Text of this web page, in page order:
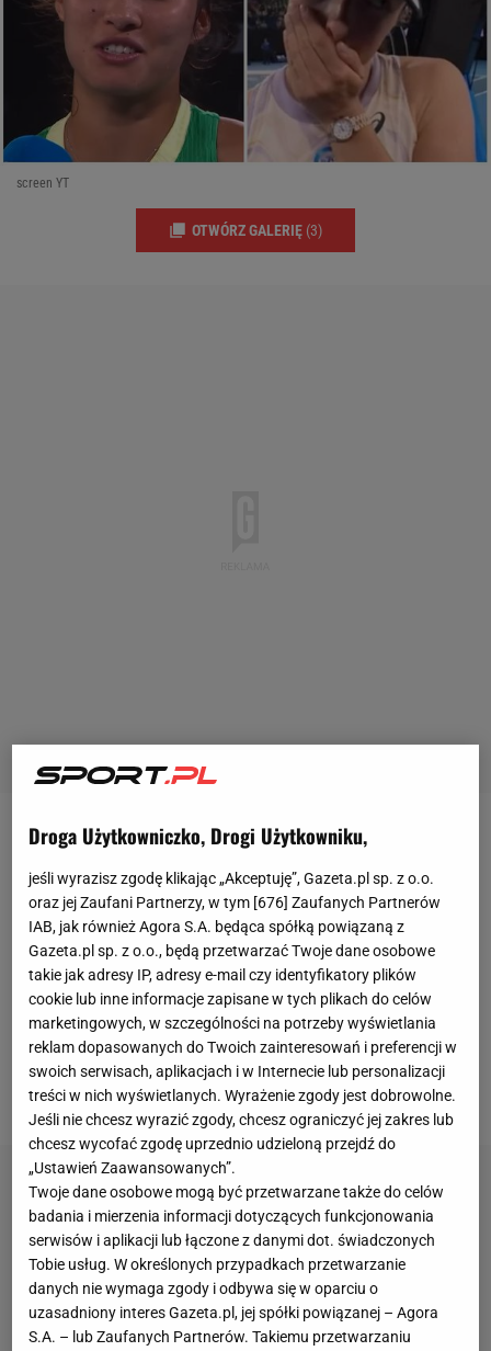
screen YT
OTWÓRZ GALERIĘ (3)
Qinwen Zheng (8. WTA) to jedna z wielkich rywalek
liderki światowego rankingu - Igi Świątek. Chinka w
tym sezonie osiągnęła największy sukces w turnieju
wielkoszlemowym, bo awansowała do finału
Australian Open, w którym przegrała z Aryną
Sabalenką (3. WTA) 3:6, 2:6. Po tym sukcesie Zheng
mocno spuściła z tonu - w żadnym z dziewięciu
turniejów, w których startowała, nie awansowała do
półfinału!
Droga Użytkowniczko, Drogi Użytkowniku,
jeśli wyrazisz zgodę klikając „Akceptuję”, Gazeta.pl sp. z o.o.
oraz jej Zaufani Partnerzy, w tym [676] Zaufanych Partnerów
IAB, jak również Agora S.A. będąca spółką powiązaną z
Gazeta.pl sp. z o.o., będą przetwarzać Twoje dane osobowe
takie jak adresy IP, adresy e-mail czy identyfikatory plików
cookie lub inne informacje zapisane w tych plikach do celów
marketingowych, w szczególności na potrzeby wyświetlania
reklam dopasowanych do Twoich zainteresowań i preferencji w
swoich serwisach, aplikacjach i w Internecie lub personalizacji
treści w nich wyświetlanych. Wyrażenie zgody jest dobrowolne.
Jeśli nie chcesz wyrazić zgody, chcesz ograniczyć jej zakres lub
chcesz wycofać zgodę uprzednio udzieloną przejdź do
„Ustawień Zaawansowanych”.
Twoje dane osobowe mogą być przetwarzane także do celów
badania i mierzenia informacji dotyczących funkcjonowania
serwisów i aplikacji lub łączone z danymi dot. świadczonych
Tobie usług. W określonych przypadkach przetwarzanie
danych nie wymaga zgody i odbywa się w oparciu o
uzasadniony interes Gazeta.pl, jej spółki powiązanej – Agora
S.A. – lub Zaufanych Partnerów. Takiemu przetwarzaniu